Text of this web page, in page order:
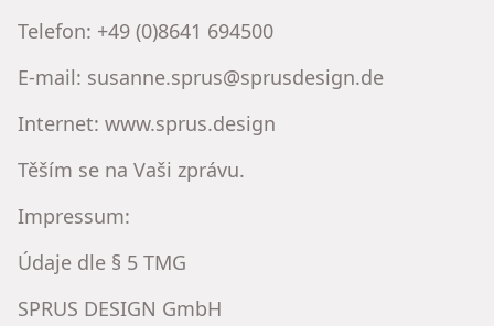
Telefon: +49 (0)8641 694500
E-mail: susanne.sprus@sprusdesign.de
Internet: www.sprus.design
Těším se na Vaši zprávu.
Impressum:
Údaje dle § 5 TMG
SPRUS DESIGN GmbH